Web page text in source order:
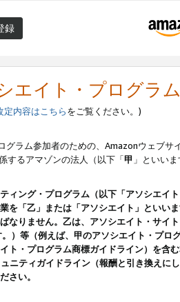
録
エイト・プログラ
定内容はこちらをご覧ください。)
グラム参加者のための、Amazonウェブサ
するアマゾンの法人（以下「甲 」といい
ィング・プログラム（以下「アソシエイ
業を「乙」または「アソシエイト」とい
なりません。乙は、アソシエイト・サイ
。）等（例えば、甲のアソシエイト・プ
ト・プログラム商標ガイドライン）を
ニティガイドライン（報酬と引き換えに
さい。